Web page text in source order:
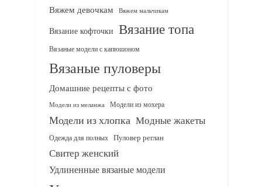
Вяжем девочкам Вяжем мальчикам
Вязание кофточки Вязание топа
Вязаные модели с капюшоном
Вязаные пуловеры
Домашние рецепты с фото
Модели из меланжа Модели из мохера
Модели из хлопка Модные жакеты
Одежда для полных Пуловер реглан
Свитер женский
Удлиненные вязаные модели